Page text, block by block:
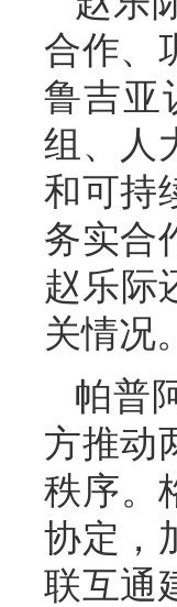
合作、
鲁吉亚
组、人
和可持
务实合
赵乐际
关情况。
帕普
方推动
秩序。
协定，
联互通